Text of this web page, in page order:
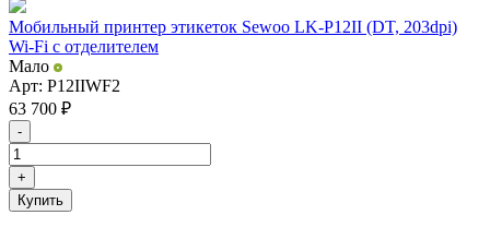
Мобильный принтер этикеток Sewoo LK-P12II (DT, 203dpi)
Wi-Fi с отделителем
Мало
Арт: P12IIWF2
63 700 ₽
-
+
Купить